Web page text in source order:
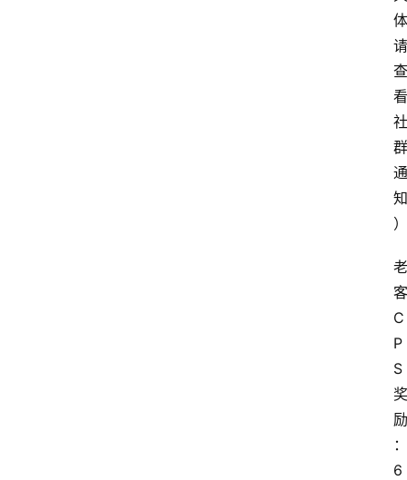
体
请
查
看
社
群
通
知
）
老
客
C
P
S
奖
励
：
6